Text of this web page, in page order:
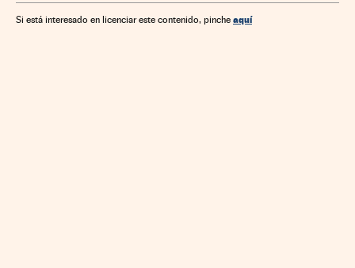
América Economía Industria Sociedad
Si está interesado en licenciar este contenido, pinche aquí